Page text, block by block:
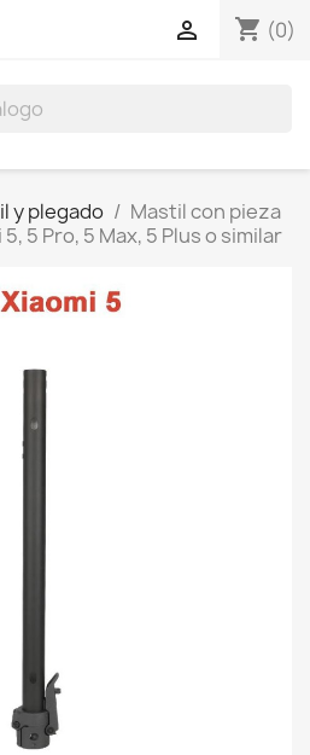
shopping_cart (0)

y plegado
Mastil con pieza
5 Pro, 5 Max, 5 Plus o similar